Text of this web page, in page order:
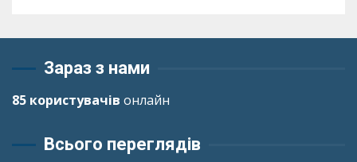
Зараз з нами
85 користувачів онлайн
Всього переглядів